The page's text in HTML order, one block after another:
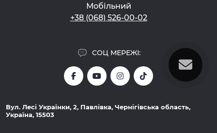
Мобільний
+38 (068) 526-00-02
СОЦ МЕРЕЖІ:
Вул. Лесі Українки, 2, Павлівка, Чернігівська область,
Україна, 15503